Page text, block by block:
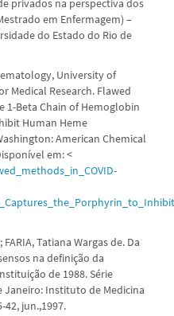
privados na perspectiva dos
em Enfermagem) –
do Estado do Rio de
University of
Medical Research. Flawed
1-Beta Chain of Hemoglobin
Human Heme
American Chemical
em: <
Tatiana Wargas de. Da
na definição da
de 1988. Série
Janeiro: Instituto de Medicina
42, jun.,1997.